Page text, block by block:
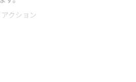
クション